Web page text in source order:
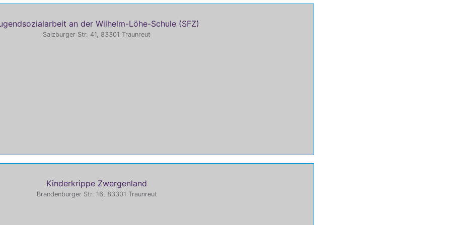
an der Wilhelm-Löhe-Schule (SFZ)
Salzburger Str. 41, 83301 Traunreut
Kinderkrippe Zwergenland
Brandenburger Str. 16, 83301 Traunreut